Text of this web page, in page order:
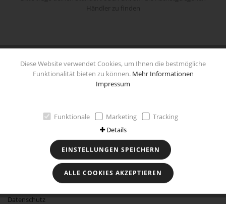
Händlersuche Facebook
Datenschutz
Diese Website verwendet Cookies, um Ihnen die bestmögliche
Funktionalität bieten zu können. Mehr Informationen
Impressum
Funktionale Marketing
Tracking
Details
EINSTELLUNGEN SPEICHERN
ALLE COOKIES AKZEPTIEREN